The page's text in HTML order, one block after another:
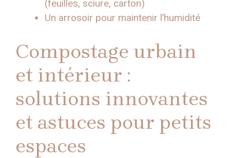
(feuilles, sciure, carton)
Un arrosoir pour maintenir l’humidité
Compostage urbain
et intérieur :
solutions innovantes
et astuces pour petits
espaces